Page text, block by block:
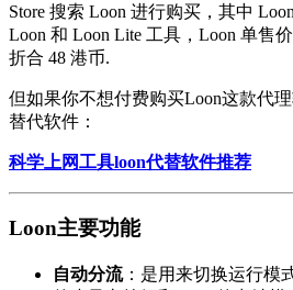
Store 搜索 Loon 进行购买，其中
Loon 和 Loon Lite 工具，Loon 单售
折合 48 港币.
但如果你不想付费购买Loon这款代
替代软件：
科学上网工具loon代替软件推荐
Loon主要功能
自动分流：是用来切换运行模